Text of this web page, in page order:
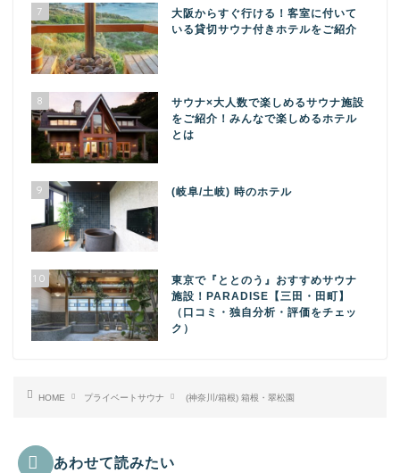
7
大阪からすぐ行ける！客室に付いて
いる貸切サウナ付きホテルをご紹介
8
サウナ×大人数で楽しめるサウナ施設
をご紹介！みんなで楽しめるホテル
とは
9 (岐阜/土岐) 時のホテル
10
東京で『ととのう』おすすめサウナ
施設！PARADISE【三田・田町】
（口コミ・独自分析・評価をチェッ
ク）
HOME プライベートサウナ (神奈川/箱根) 箱根・翠松園
あわせて読みたい